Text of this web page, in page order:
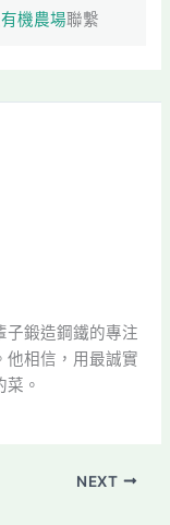
機農場聯繫
子鍛造鋼鐵的專注
他相信，用最誠實
。
NEXT